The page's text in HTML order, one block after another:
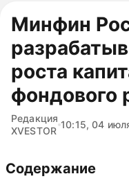
Минфин
роста
фондового
Редакция
XVESTOR
10:15, 04
Содержание